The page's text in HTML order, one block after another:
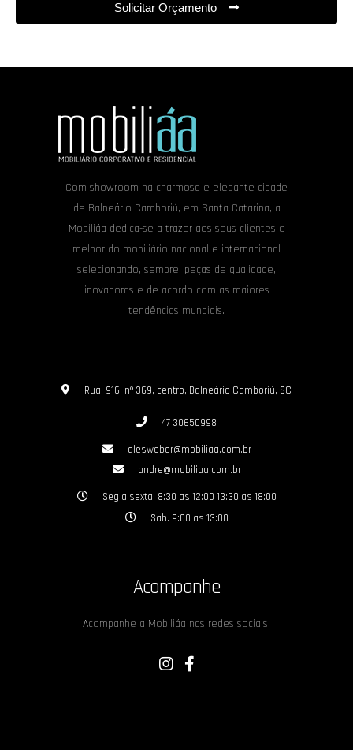
Solicitar Orçamento
Com showroom na charmosa e elegante cidade
de Balneário Camboriú, em Santa Catarina, a
Mobiliáa dedica-se a trazer aos seus clientes o
melhor do mobiliário nacional e internacional
selecionando, sempre, peças de qualidade,
inovadoras e de acordo com as maiores
tendências mundiais.
Rua: 916, nº 369, centro, Balneário Camboriú, SC
47 30650998
alesweber@mobiliaa.com.br
andre@mobiliaa.com.br
Seg a sexta: 8:30 as 12:00 13:30 as 18:00
Sab. 9:00 as 13:00
Acompanhe
Acompanhe a Mobiliáa nas redes sociais: